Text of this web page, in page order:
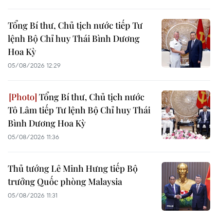
Tổng Bí thư, Chủ tịch nước tiếp Tư
lệnh Bộ Chỉ huy Thái Bình Dương
Hoa Kỳ
05/08/2026 12:29
Tổng Bí thư, Chủ tịch nước
Tô Lâm tiếp Tư lệnh Bộ Chỉ huy Thái
Bình Dương Hoa Kỳ
05/08/2026 11:36
Thủ tướng Lê Minh Hưng tiếp Bộ
trưởng Quốc phòng Malaysia
05/08/2026 11:31